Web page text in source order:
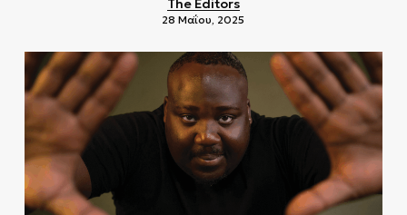
The Editors
28 Μαΐου, 2025